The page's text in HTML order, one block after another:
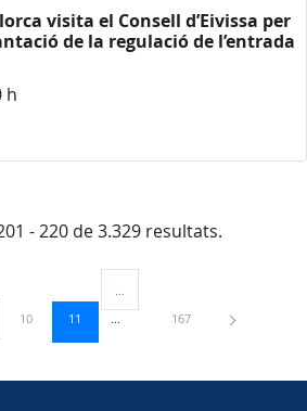
visita el Consell d’Eivissa per
de la regulació de l’entrada
h
- 220 de 3.329 resultats.
intermèdies Utilitzeu TAB per navegar.
Pàgina
10 Pàgina
11
Pàgines intermèdies Utilitzeu
Pàgina
167